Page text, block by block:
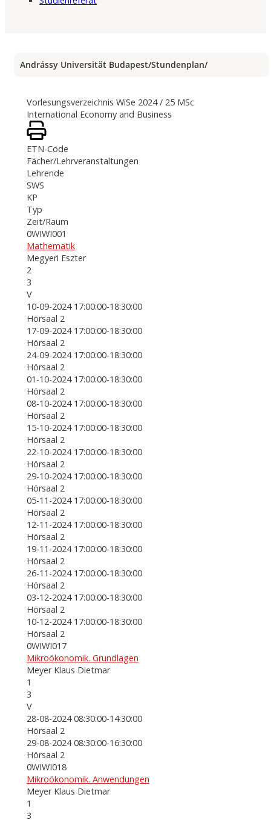
Andrássy Universität Budapest/Stundenplan/
Vorlesungsverzeichnis WiSe 2024 / 25 MSc
International Economy and Business
ETN-Code
Fächer/Lehrveranstaltungen
Lehrende
SWS
KP
Typ
Zeit/Raum
0WIWI001
Mathematik
Megyeri Eszter
2
3
V
10-09-2024 17:00:00-18:30:00
Hörsaal 2
17-09-2024 17:00:00-18:30:00
Hörsaal 2
24-09-2024 17:00:00-18:30:00
Hörsaal 2
01-10-2024 17:00:00-18:30:00
Hörsaal 2
08-10-2024 17:00:00-18:30:00
Hörsaal 2
15-10-2024 17:00:00-18:30:00
Hörsaal 2
22-10-2024 17:00:00-18:30:00
Hörsaal 2
29-10-2024 17:00:00-18:30:00
Hörsaal 2
05-11-2024 17:00:00-18:30:00
Hörsaal 2
12-11-2024 17:00:00-18:30:00
Hörsaal 2
19-11-2024 17:00:00-18:30:00
Hörsaal 2
26-11-2024 17:00:00-18:30:00
Hörsaal 2
03-12-2024 17:00:00-18:30:00
Hörsaal 2
10-12-2024 17:00:00-18:30:00
Hörsaal 2
0WIWI017
Mikroökonomik. Grundlagen
Meyer Klaus Dietmar
1
3
V
28-08-2024 08:30:00-14:30:00
Hörsaal 2
29-08-2024 08:30:00-16:30:00
Hörsaal 2
0WIWI018
Mikroökonomik. Anwendungen
Meyer Klaus Dietmar
1
3